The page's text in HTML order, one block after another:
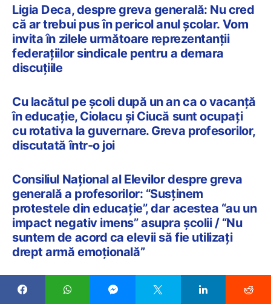
Ligia Deca, despre greva generală: Nu cred
că ar trebui pus în pericol anul școlar. Vom
invita în zilele următoare reprezentanții
federațiilor sindicale pentru a demara
discuțiile
Cu lacătul pe școli după un an ca o vacanță
în educație, Ciolacu și Ciucă sunt ocupați
cu rotativa la guvernare. Greva profesorilor,
discutată într-o joi
Consiliul Național al Elevilor despre greva
generală a profesorilor: “Susținem
protestele din educație”, dar acestea “au un
impact negativ imens” asupra școlii / “Nu
suntem de acord ca elevii să fie utilizați
drept armă emoțională”
Există riscul ca examenele naționale să fie